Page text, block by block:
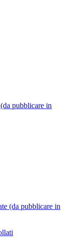
pubblicare in
(da pubblicare in